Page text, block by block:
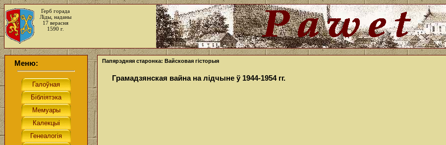
Герб горада
Ліды, наданы
17 верасня
1590 г.
Меню: Папярэдняя старонка: Вайсковая гісторыя
Грамадзянская вайна на лiдчыне ў 1944-1954 гг.